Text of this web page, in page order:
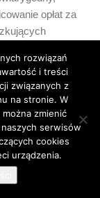
opłat za
o jego wlasne
rozwiązań
i treści
związanych z
na stronie. W
zmienić
serwisów
cookies
urządzenia.